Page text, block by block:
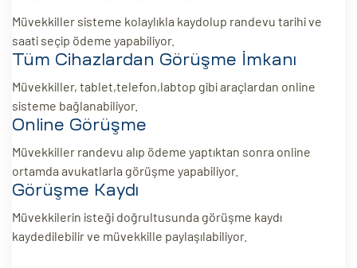
Müvekkiller sisteme kolaylıkla kaydolup randevu tarihi ve
saati seçip ödeme yapabiliyor.
Tüm Cihazlardan Görüşme İmkanı
Müvekkiller, tablet,telefon,labtop gibi araçlardan online
sisteme bağlanabiliyor.
Online Görüşme
Müvekkiller randevu alıp ödeme yaptıktan sonra online
ortamda avukatlarla görüşme yapabiliyor.
Görüşme Kaydı
Müvekkilerin isteği doğrultusunda görüşme kaydı
kaydedilebilir ve müvekkille paylaşılabiliyor.